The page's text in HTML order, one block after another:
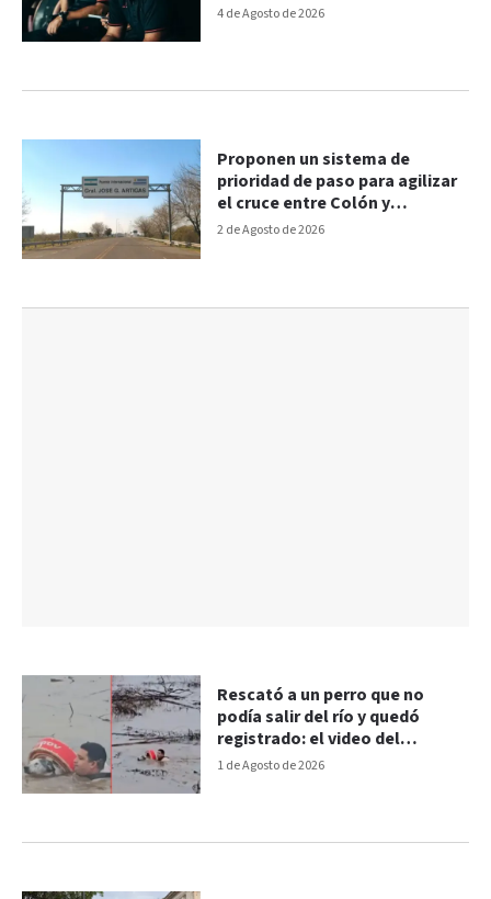
4 de Agosto de 2026
2 de Agosto de 2026
Proponen un sistema de
prioridad de paso para agilizar
el cruce entre Colón y
Paysandú
1 de Agosto de 2026
Rescató a un perro que no
podía salir del río y quedó
registrado: el video del
emotivo momento